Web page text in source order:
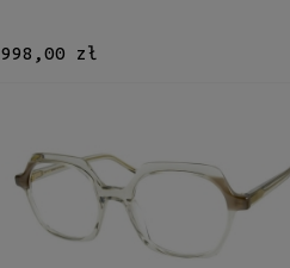
998,00 zł